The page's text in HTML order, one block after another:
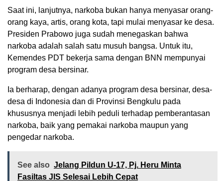
Saat ini, lanjutnya, narkoba bukan hanya menyasar orang-
orang kaya, artis, orang kota, tapi mulai menyasar ke desa.
Presiden Prabowo juga sudah menegaskan bahwa
narkoba adalah salah satu musuh bangsa. Untuk itu,
Kemendes PDT bekerja sama dengan BNN mempunyai
program desa bersinar.
Ia berharap, dengan adanya program desa bersinar, desa-
desa di Indonesia dan di Provinsi Bengkulu pada
khususnya menjadi lebih peduli terhadap pemberantasan
narkoba, baik yang pemakai narkoba maupun yang
pengedar narkoba.
See also Jelang Pildun U-17, Pj. Heru Minta
Fasiltas JIS Selesai Lebih Cepat